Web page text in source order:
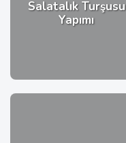
Salatalık Turşusu
Yapımı